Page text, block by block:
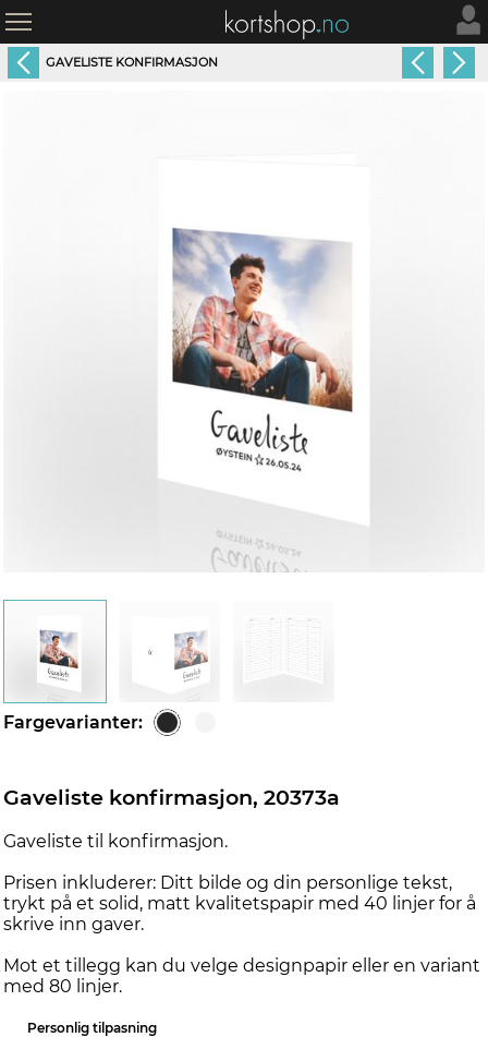
GAVELISTE KONFIRMASJON
Fargevarianter:
Gaveliste konfirmasjon, 20373a
Gaveliste til konfirmasjon.
Prisen inkluderer: Ditt bilde og din personlige tekst,
trykt på et solid, matt kvalitetspapir med 40 linjer for å
skrive inn gaver.
Mot et tillegg kan du velge designpapir eller en variant
med 80 linjer.
Personlig tilpasning